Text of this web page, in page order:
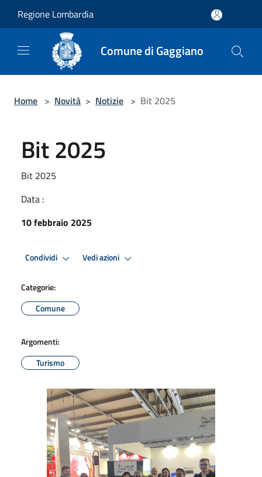
Regione Lombardia
Comune di Gaggiano
Home > Novità > Notizie > Bit 2025
Bit 2025
Bit 2025
Data :
10 febbraio 2025
Condividi Vedi azioni
Categorie:
Comune
Argomenti:
Turismo